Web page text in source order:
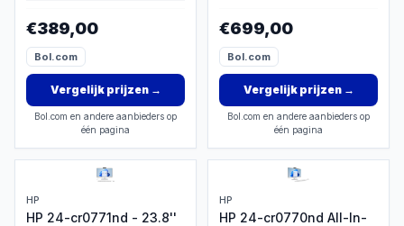
€389,00
Bol.com
Vergelijk prijzen→
Bol.com en andere aanbieders op
één pagina
€699,00
Bol.com
Vergelijk prijzen→
Bol.com en andere aanbieders op
één pagina
HP
HP 24-cr0771nd - 23.8''
HP
HP 24-cr0770nd All-In-